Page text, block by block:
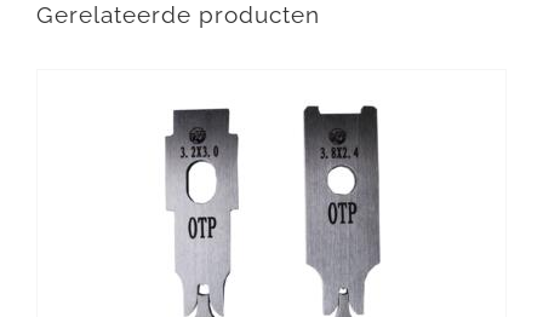
Gerelateerde producten